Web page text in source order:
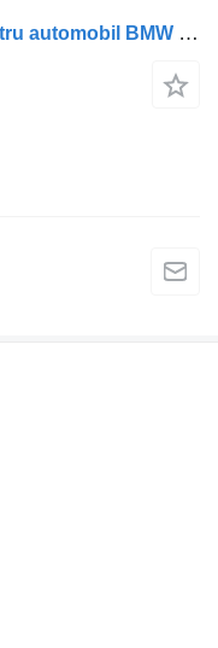
Țeavă de răcire 11618473173 pentru automobil BMW X7